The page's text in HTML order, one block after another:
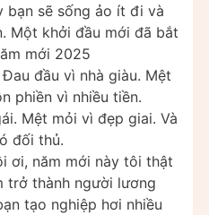
bạn sẽ sống ảo ít đi và
Một khởi đầu mới đã bắt
mới 2025
đầu vì nhà giàu. Mệt
phiền vì nhiều tiền.
Mệt mỏi vì đẹp giai. Và
đối thủ.
ơi, năm mới này tôi thật
trở thành người lương
tạo nghiệp hơi nhiều